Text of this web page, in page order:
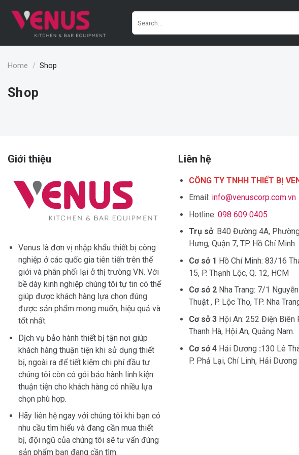
content
Search
for:
Home / Shop
Shop
Giới thiệu
Venus là đơn vị nhập khẩu thiết bị công
nghiệp ở các quốc gia tiên tiến trên thế
giới và phân phối lại ở thị trường VN. Với
bề dày kinh nghiệp chúng tôi tự tin có thể
giúp được khách hàng lựa chọn đúng
được sản phẩm mong muốn, hiệu quả và
tốt nhất.
Dịch vụ bảo hành thiết bị tận nơi giúp
khách hàng thuận tiện khi sử dụng thiết
bị, ngoài ra để tiết kiệm chi phí đầu tư
chúng tôi còn có gói bảo hành linh kiện
thuận tiện cho khách hàng có nhiều lựa
chọn phù hợp.
Hãy liên hệ ngay với chúng tôi khi bạn có
nhu cầu tìm hiểu và đang cần mua thiết
bị, đội ngũ của chúng tôi sẽ tư vấn đúng
sản phẩm bạn đang cần tìm.
Liên hệ
CÔNG TY TNHH THIẾT BỊ
Email: info@venuscorp.com.vn
Hotline: 098 609 0405
Trụ sở: B40 Đường 4A,
Hưng, Quận 7, TP. Hồ Chí Minh
Cơ sở 1 Hồ Chí Minh: 83/16
15, P. Thạnh Lộc, Q. 12, HCM
Cơ sở 2Nha Trang: 7/1
Thuật , P. Lộc Thọ, TP. Nha
Cơ sở 3Hội An: 252 Điện Biên
Thanh Hà, Hội An, Quảng Nam.
Cơ sở 4 Hải Dương :130 Lê
P. Phả Lại, Chí Linh, Hải Dương